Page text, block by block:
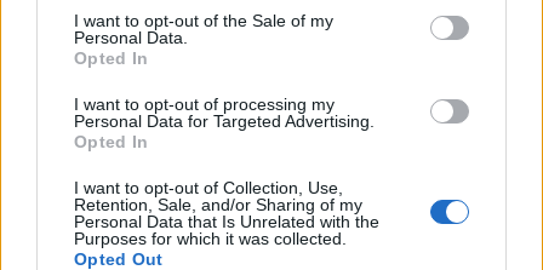
I want to opt-out of the Sale of my
Personal Data.
Opted In
I want to opt-out of processing my
Personal Data for Targeted Advertising.
Opted In
I want to opt-out of Collection, Use,
Retention, Sale, and/or Sharing of my
Personal Data that Is Unrelated with the
Purposes for which it was collected.
Opted Out